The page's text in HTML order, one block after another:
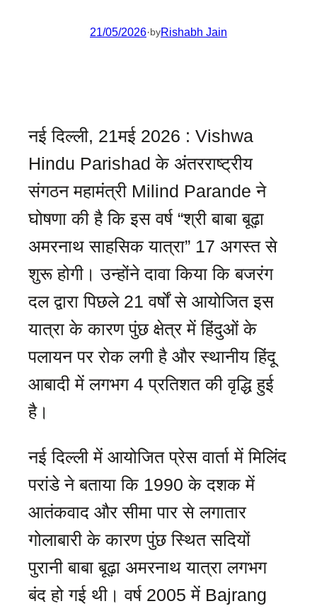
21/05/2026·byRishabh Jain
नई दिल्ली, 21मई 2026 : Vishwa
Hindu Parishad के अंतरराष्ट्रीय
संगठन महामंत्री Milind Parande ने
घोषणा की है कि इस वर्ष “श्री बाबा बूढ़ा
अमरनाथ साहसिक यात्रा” 17 अगस्त से
शुरू होगी। उन्होंने दावा किया कि बजरंग
दल द्वारा पिछले 21 वर्षों से आयोजित इस
यात्रा के कारण पुंछ क्षेत्र में हिंदुओं के
पलायन पर रोक लगी है और स्थानीय हिंदू
आबादी में लगभग 4 प्रतिशत की वृद्धि हुई
है।
नई दिल्ली में आयोजित प्रेस वार्ता में मिलिंद
परांडे ने बताया कि 1990 के दशक में
आतंकवाद और सीमा पार से लगातार
गोलाबारी के कारण पुंछ स्थित सदियों
पुरानी बाबा बूढ़ा अमरनाथ यात्रा लगभग
बंद हो गई थी। वर्ष 2005 में Bajrang